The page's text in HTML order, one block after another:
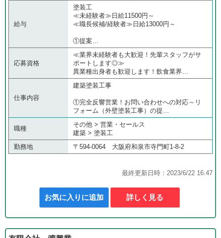
給与
塗装工
≪未経験者≫日給11500円～
≪職長候補/経験者≫日給13000円～
①提案…
応募資格
≪業界未経験者も大歓迎！先輩スタッフがサ
ポートします◎≫
異業種出身者も歓迎します！飲食業界…
仕事内容
建築塗装工事
①完全反響営業！お問い合わせへの対応～リ
フォーム（外壁塗装工事）の提…
職種
その他 > 営業・セールス
建築 > 塗装工
勤務地
〒594-0064 大阪府和泉市寺門町1-8-2
最終更新日時：2023/6/22 16:47
お気に入りに追加 詳しく見る